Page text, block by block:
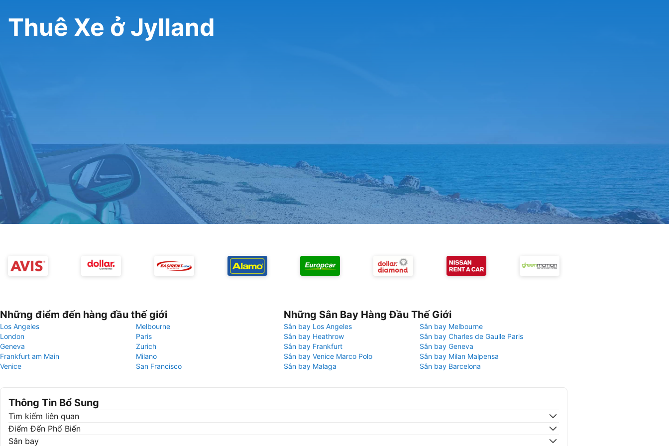
Thuê Xe ở Jylland
Những điểm đến hàng đầu thế giới
Los Angeles
Melbourne
London
Paris
Geneva
Zurich
Frankfurt am Main
Milano
Venice
San Francisco
Những Sân Bay Hàng Đầu Thế Giới
Sân bay Los Angeles
Sân bay Melbourne
Sân bay Heathrow
Sân bay Charles de Gaulle Paris
Sân bay Frankfurt
Sân bay Geneva
Sân bay Venice Marco Polo
Sân bay Milan Malpensa
Sân bay Malaga
Sân bay Barcelona
Thông Tin Bổ Sung
Tìm kiếm liên quan
Điểm Đến Phổ Biến
Sân bay